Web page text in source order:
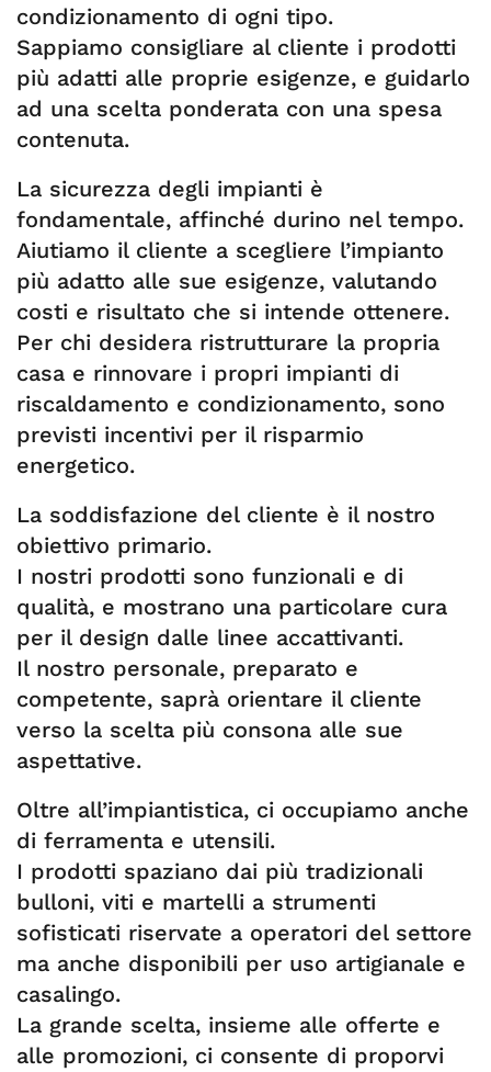
condizionamento di ogni tipo.
Sappiamo consigliare al cliente i prodotti
più adatti alle proprie esigenze, e guidarlo
ad una scelta ponderata con una spesa
contenuta.
La sicurezza degli impianti è
fondamentale, affinché durino nel tempo.
Aiutiamo il cliente a scegliere l’impianto
più adatto alle sue esigenze, valutando
costi e risultato che si intende ottenere.
Per chi desidera ristrutturare la propria
casa e rinnovare i propri impianti di
riscaldamento e condizionamento, sono
previsti incentivi per il risparmio
energetico.
La soddisfazione del cliente è il nostro
obiettivo primario.
I nostri prodotti sono funzionali e di
qualità, e mostrano una particolare cura
per il design dalle linee accattivanti.
Il nostro personale, preparato e
competente, saprà orientare il cliente
verso la scelta più consona alle sue
aspettative.
Oltre all’impiantistica, ci occupiamo anche
di ferramenta e utensili.
I prodotti spaziano dai più tradizionali
bulloni, viti e martelli a strumenti
sofisticati riservate a operatori del settore
ma anche disponibili per uso artigianale e
casalingo.
La grande scelta, insieme alle offerte e
alle promozioni, ci consente di proporvi